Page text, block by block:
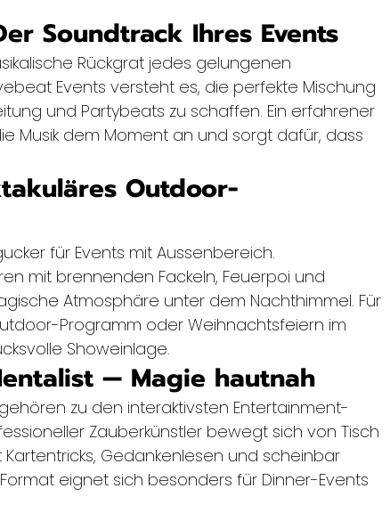
Soundtrack Ihres Events
Rückgrat jedes gelungenen
Events versteht es, die perfekte Mischung
und Partybeats zu schaffen. Ein erfahrener
Musik dem Moment an und sorgt dafür, dass
Outdoor-
für Events mit Aussenbereich.
mit brennenden Fackeln, Feuerpoi und
Atmosphäre unter dem Nachthimmel. Für
Programm oder Weihnachtsfeiern im
Showeinlage.
— Magie hautnah
zu den interaktivsten Entertainment-
Zauberkünstler bewegt sich von Tisch
Gedankenlesen und scheinbar
eignet sich besonders für Dinner-Events